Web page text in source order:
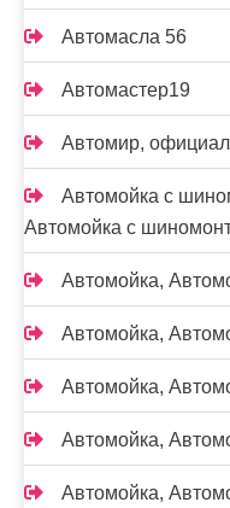
Автомасла 56
Автомастер19
Автомир,
Автомойка с
Автомойка с
Автомойка,
Автомойка,
Автомойка,
Автомойка,
Автомойка,